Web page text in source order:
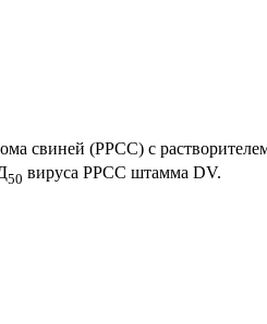
свиней (РРСС) с
50 вируса РРСС штамма DV.